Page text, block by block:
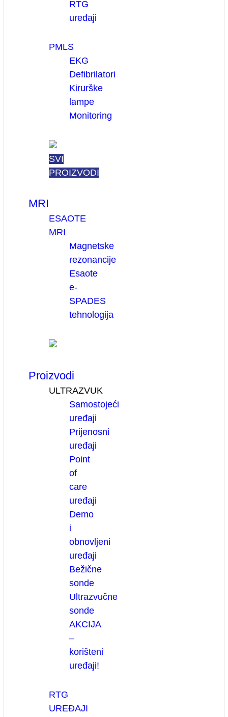
RTG
uređaji
PMLS
EKG
Defibrilatori
Kirurške
lampe
Monitoring
SVI
PROIZVODI
MRI
ESAOTE
MRI
Magnetske
rezonancije
Esaote
e-
SPADES
tehnologija
Proizvodi
ULTRAZVUK
Samostojeći
uređaji
Prijenosni
uređaji
Point
of
care
uređaji
Demo
i
obnovljeni
uređaji
Bežične
sonde
Ultrazvučne
sonde
AKCIJA
–
korišteni
uređaji!
RTG
UREĐAJI